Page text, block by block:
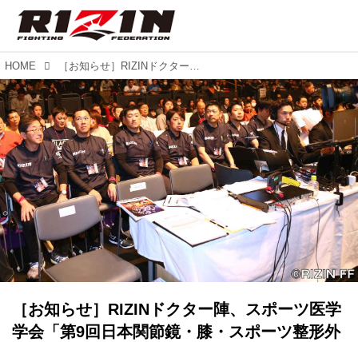
HOME ［お知らせ］RIZINドクター陣、スポーツ医学学会「第9回日本関節鏡・膝・スポーツ整形外科学会」に参加
［お知らせ］RIZINドクター陣、スポーツ医学
学会「第9回日本関節鏡・膝・スポーツ整形外